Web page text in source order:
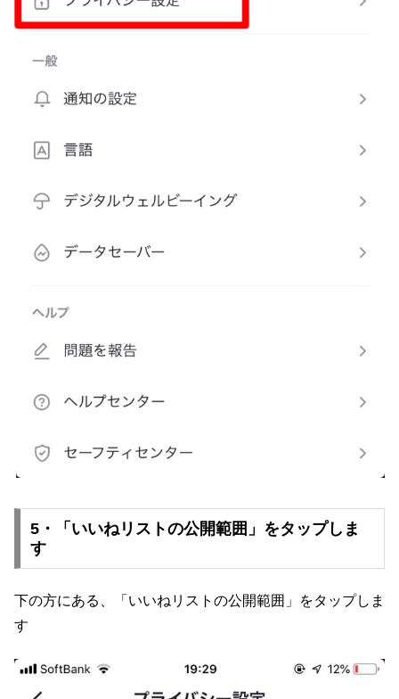
5・「いいねリストの公開範囲」をタップしま
す
下の方にある、「いいねリストの公開範囲」をタップしま
す